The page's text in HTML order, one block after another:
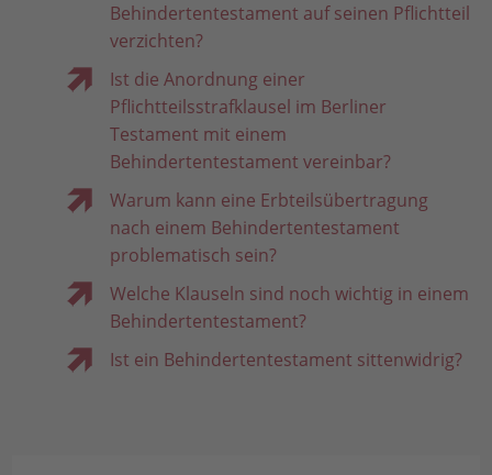
Behindertentestament auf seinen Pflichtteil
verzichten?
Ist die Anordnung einer
Pflichtteilsstrafklausel im Berliner
Testament mit einem
Behindertentestament vereinbar?
Warum kann eine Erbteilsübertragung
nach einem Behindertentestament
problematisch sein?
Welche Klauseln sind noch wichtig in einem
Behindertentestament?
Ist ein Behindertentestament sittenwidrig?